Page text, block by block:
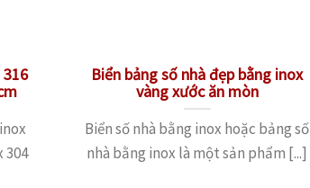
304
Biển bảng số nhà đẹp bằng inox
vàng xước ăn mòn
Biển số nhà bằng inox hoặc bảng số
nhà bằng inox là một sản phẩm [...]